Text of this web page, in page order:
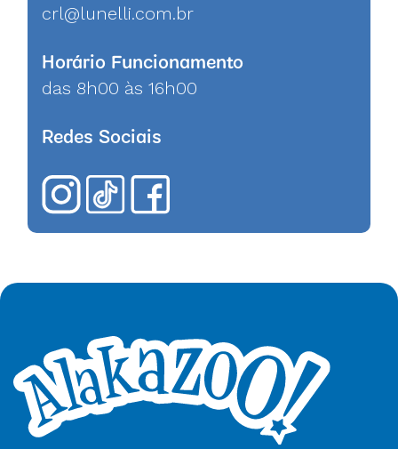
crl@lunelli.com.br
Horário Funcionamento
das 8h00 às 16h00
Redes Sociais